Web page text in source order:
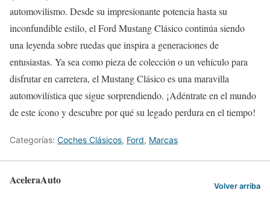
automovilismo. Desde su impresionante potencia hasta su
inconfundible estilo, el Ford Mustang Clásico continúa siendo
una leyenda sobre ruedas que inspira a generaciones de
entusiastas. Ya sea como pieza de colección o un vehículo para
disfrutar en carretera, el Mustang Clásico es una maravilla
automovilística que sigue sorprendiendo. ¡Adéntrate en el mundo
de este ícono y descubre por qué su legado perdura en el tiempo!
Categorías: Coches Clásicos, Ford, Marcas
AceleraAuto Volver arriba